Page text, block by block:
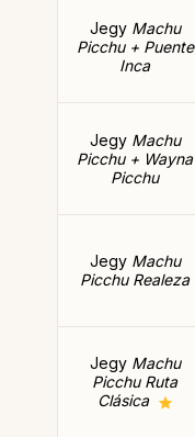
Jegy Machu
Picchu + Puente
Inca
Jegy Machu
Picchu + Wayna
Picchu
Jegy Machu
Picchu Realeza
Jegy Machu
Picchu Ruta
Clásica